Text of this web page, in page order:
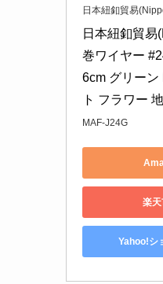
日本紐釦貿易
日本紐釦貿易
巻ワイヤー
6cm グリーン
ト フラワー
MAF-J24G
楽
Yahoo!シ